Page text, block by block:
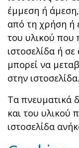
έμμεση ή
από τη χρήση ή
του υλικού που
ιστοσελίδα ή σε
μπορεί να
στην ιστοσελίδα.
Τα πνευματικά
και του υλικού
ιστοσελίδα